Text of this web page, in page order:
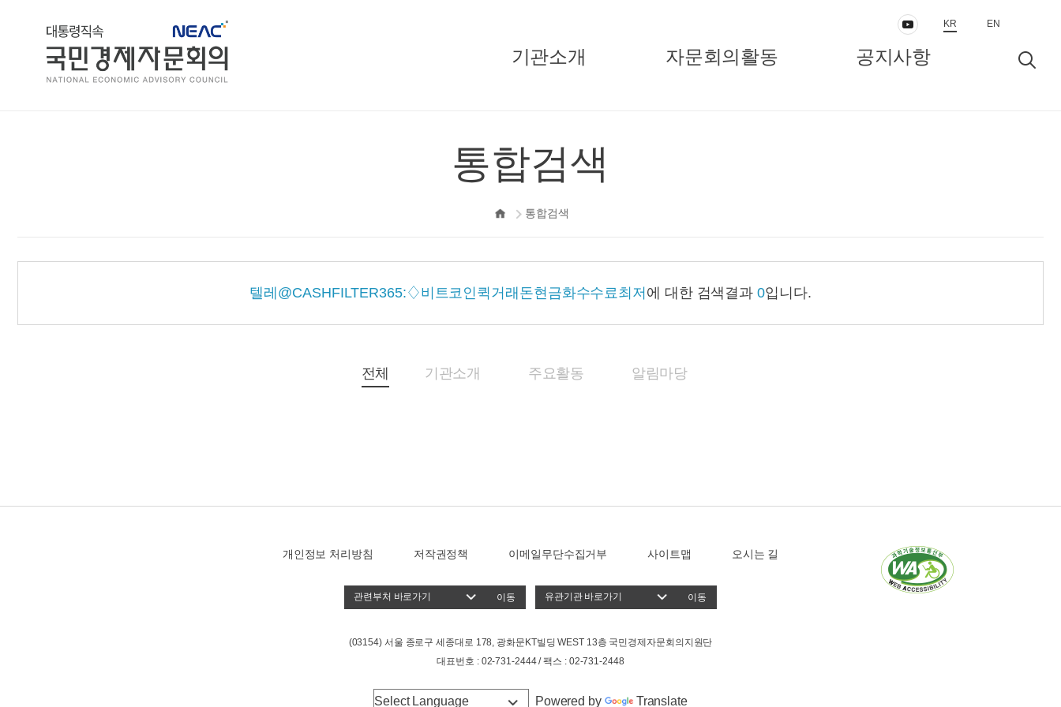
KR EN
기관소개
부의장
정책자문단
자문회의활동 공지사항
통합검색
통합검색
텔레@CASHFILTER365:♢비트코인퀵거래돈현금화수수료최저 에 대한 검색결과0입니다.
전체 기관소개 주요활동 알림마당
개인정보 처리방침 저작권정책 이메일무단수집거부 사이트맵 오시는 길
이동 이동
(03154) 서울 종로구 세종대로 178, 광화문KT빌딩 WEST 13층 국민경제자문회의지원단
대표번호 : 02-731-2444 / 팩스 : 02-731-2448
Powered by Translate